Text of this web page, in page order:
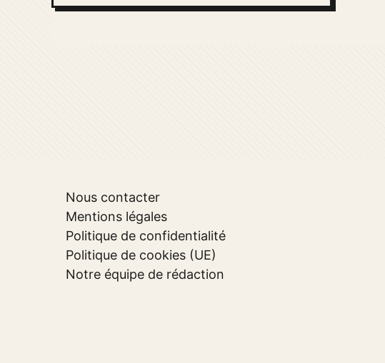
Nous contacter
Mentions légales
Politique de confidentialité
Politique de cookies (UE)
Notre équipe de rédaction